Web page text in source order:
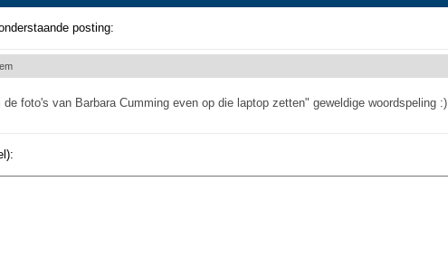
posting:
foto's van Barbara Cumming even op die laptop zetten" geweldige woordspeling :)